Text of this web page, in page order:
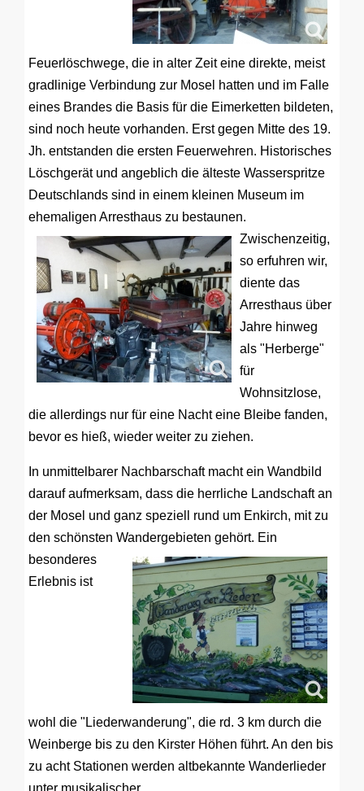
Feuerlöschwege, die in alter Zeit eine direkte, meist
gradlinige Verbindung zur Mosel hatten und im Falle
eines Brandes die Basis für die Eimerketten bildeten,
sind noch heute vorhanden. Erst gegen Mitte des 19.
Jh. entstanden die ersten Feuerwehren. Historisches
Löschgerät und angeblich die älteste Wasserspritze
Deutschlands sind in einem kleinen Museum im
ehemaligen Arresthaus zu bestaunen.
Zwischenzeitig,
so erfuhren wir,
diente das
Arresthaus über
Jahre hinweg
als "Herberge"
für
Wohnsitzlose,
die allerdings nur für eine Nacht eine Bleibe fanden,
bevor es hieß, wieder weiter zu ziehen.
In unmittelbarer Nachbarschaft macht ein Wandbild
darauf aufmerksam, dass die herrliche Landschaft an
der Mosel und ganz speziell rund um Enkirch, mit zu
den schönsten Wandergebieten gehört. Ein
besonderes
Erlebnis ist
wohl die "Liederwanderung", die rd. 3 km durch die
Weinberge bis zu den Kirster Höhen führt. An den bis
zu acht Stationen werden altbekannte Wanderlieder
unter musikalischer